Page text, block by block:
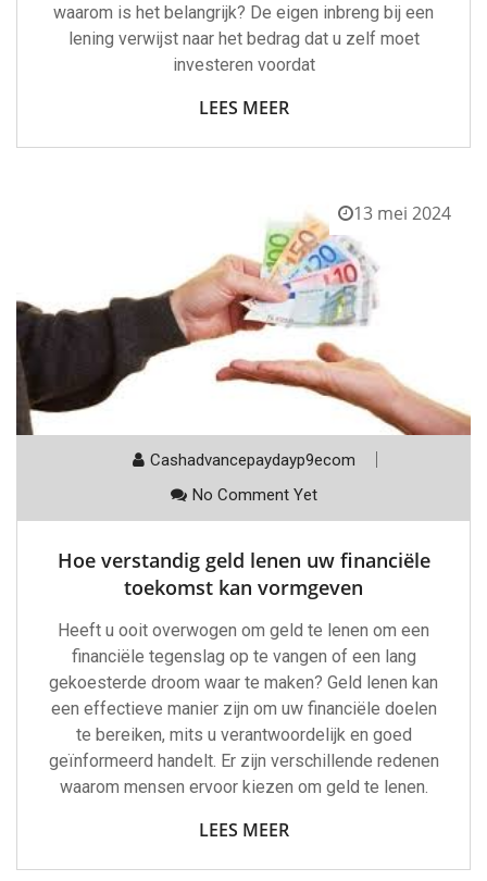
waarom is het belangrijk? De eigen inbreng bij een
lening verwijst naar het bedrag dat u zelf moet
investeren voordat
LEES MEER
13 mei 2024
Cashadvancepaydayp9ecom
No Comment Yet
Hoe verstandig geld lenen uw financiële
toekomst kan vormgeven
Heeft u ooit overwogen om geld te lenen om een
financiële tegenslag op te vangen of een lang
gekoesterde droom waar te maken? Geld lenen kan
een effectieve manier zijn om uw financiële doelen
te bereiken, mits u verantwoordelijk en goed
geïnformeerd handelt. Er zijn verschillende redenen
waarom mensen ervoor kiezen om geld te lenen.
LEES MEER